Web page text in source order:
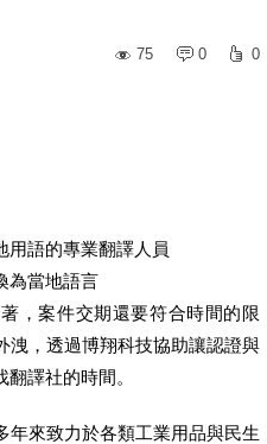
75
0 0
用語的專業翻譯人員
為當地語言
，案件交期還要符合時間的限
洩，透過博翔科技協助讓認證與
譯社的時間。
年來致力於各類工業用品與民生